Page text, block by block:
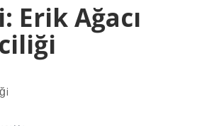
Erik Ağacı